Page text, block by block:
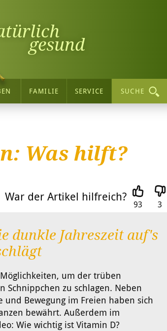
gesund
FAMILIE SERVICE SUCHE
Was hilft?
War der Artikel hilfreich?
93 3
dunkle Jahreszeit auf's
um der trüben
Schnippchen zu schlagen. Neben
und Bewegung im Freien haben sich
bewährt. Außerdem im
Wie wichtig ist Vitamin D?